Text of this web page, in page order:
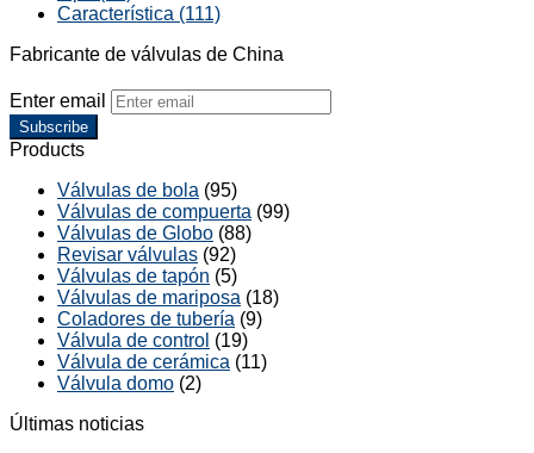
Característica (111)
Fabricante de válvulas de China
Enter email
Subscribe
Products
Válvulas de bola (95)
Válvulas de compuerta (99)
Válvulas de Globo (88)
Revisar válvulas (92)
Válvulas de tapón (5)
Válvulas de mariposa (18)
Coladores de tubería (9)
Válvula de control (19)
Válvula de cerámica (11)
Válvula domo (2)
Últimas noticias